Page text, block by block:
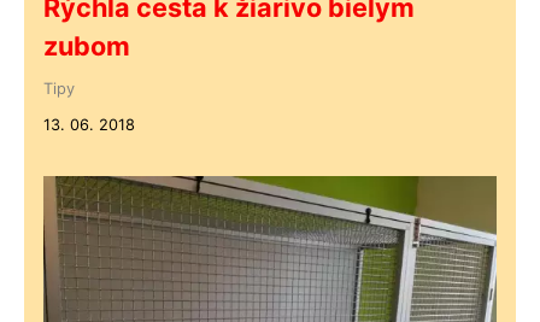
Rýchla cesta k žiarivo bielym
zubom
Tipy
13. 06. 2018